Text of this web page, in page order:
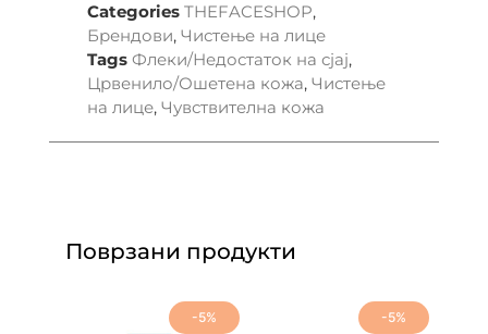
Categories THEFACESHOP,
Брендови, Чистење на лице
Tags Флеки/Недостаток на сјај,
Црвенило/Ошетена кожа, Чистење
на лице, Чувствителна кожа
Поврзани продукти
-5% -5%